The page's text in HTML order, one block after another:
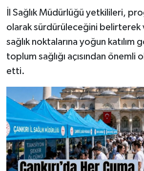
İl Sağlık Müdürlüğü yetkilileri,
olarak sürdürüleceğini belirterek
sağlık noktalarına yoğun katılım
toplum sağlığı açısından önemli
etti.